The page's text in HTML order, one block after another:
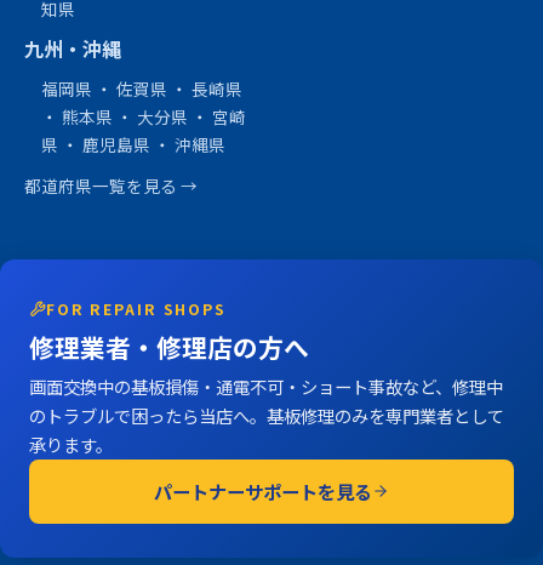
知県
九州・沖縄
福岡県 ・ 佐賀県 ・ 長崎県
・ 熊本県 ・ 大分県 ・ 宮崎
県 ・ 鹿児島県 ・ 沖縄県
都道府県一覧を見る →
FOR REPAIR SHOPS
修理業者・修理店の方へ
画面交換中の基板損傷・通電不可・ショート事故など、修理中
のトラブルで困ったら当店へ。基板修理のみを専門業者として
承ります。
パートナーサポートを見る